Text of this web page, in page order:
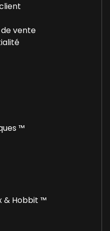
vente
™
& Hobbit ™